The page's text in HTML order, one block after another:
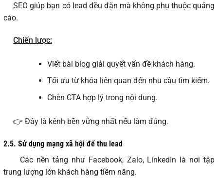
SEO giúp bạn có lead đều đặn mà không phụ thuộc quảng
cáo.
Chiến lược:
Viết bài blog giải quyết vấn đề khách hàng.
Tối ưu từ khóa liên quan đến nhu cầu tìm kiếm.
Chèn CTA hợp lý trong nội dung.
👉 Đây là kênh bền vững nhất nếu làm đúng.
2.5. Sử dụng mạng xã hội để thu lead
Các nền tảng như Facebook, Zalo, LinkedIn là nơi tập
trung lượng lớn khách hàng tiềm năng.